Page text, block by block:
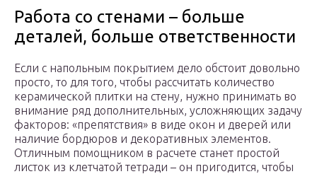
Работа со стенами – больше
деталей, больше ответственности
Если с напольным покрытием дело обстоит довольно
просто, то для того, чтобы рассчитать количество
керамической плитки на стену, нужно принимать во
внимание ряд дополнительных, усложняющих задачу
факторов: «препятствия» в виде окон и дверей или
наличие бордюров и декоративных элементов.
Отличным помощником в расчете станет простой
листок из клетчатой тетради – он пригодится, чтобы